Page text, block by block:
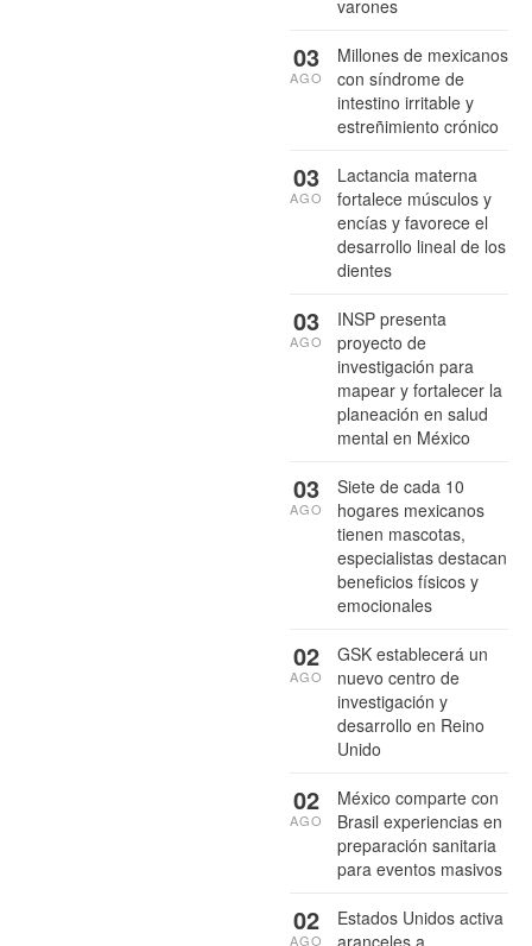
varones
Millones de mexicanos
con síndrome de
intestino irritable y
estreñimiento crónico
03
AGO
Lactancia materna
fortalece músculos y
encías y favorece el
desarrollo lineal de los
dientes
03
AGO
INSP presenta
proyecto de
investigación para
mapear y fortalecer la
planeación en salud
mental en México
03
AGO
Siete de cada 10
hogares mexicanos
tienen mascotas,
especialistas destacan
beneficios físicos y
emocionales
03
AGO
GSK establecerá un
nuevo centro de
investigación y
desarrollo en Reino
Unido
02
AGO
México comparte con
Brasil experiencias en
preparación sanitaria
para eventos masivos
02
AGO
Estados Unidos activa
aranceles a
02
AGO